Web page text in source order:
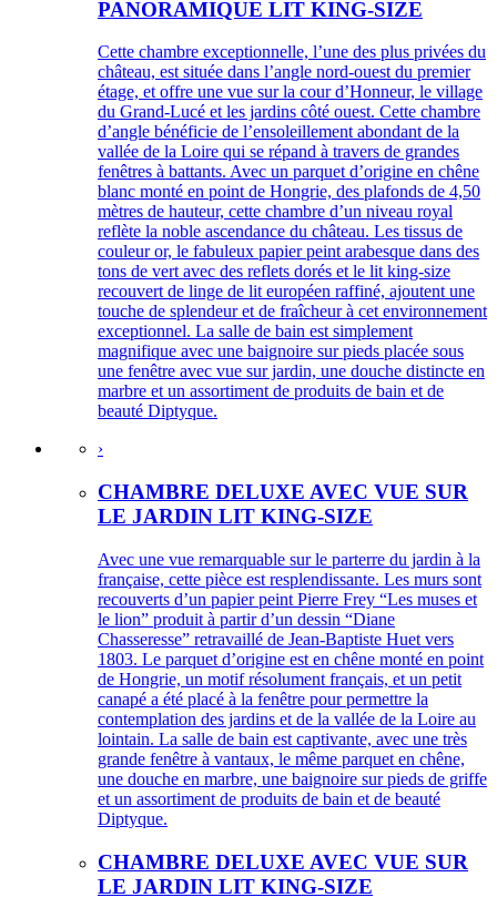
PANORAMIQUE LIT KING-SIZE
Cette chambre exceptionnelle, l’une des plus privées du
château, est située dans l’angle nord-ouest du premier
étage, et offre une vue sur la cour d’Honneur, le village
du Grand-Lucé et les jardins côté ouest. Cette chambre
d’angle bénéficie de l’ensoleillement abondant de la
vallée de la Loire qui se répand à travers de grandes
fenêtres à battants. Avec un parquet d’origine en chêne
blanc monté en point de Hongrie, des plafonds de 4,50
mètres de hauteur, cette chambre d’un niveau royal
reflète la noble ascendance du château. Les tissus de
couleur or, le fabuleux papier peint arabesque dans des
tons de vert avec des reflets dorés et le lit king-size
recouvert de linge de lit européen raffiné, ajoutent une
touche de splendeur et de fraîcheur à cet environnement
exceptionnel. La salle de bain est simplement
magnifique avec une baignoire sur pieds placée sous
une fenêtre avec vue sur jardin, une douche distincte en
marbre et un assortiment de produits de bain et de
beauté Diptyque.
›
CHAMBRE DELUXE AVEC VUE SUR
LE JARDIN LIT KING-SIZE
Avec une vue remarquable sur le parterre du jardin à la
française, cette pièce est resplendissante. Les murs sont
recouverts d’un papier peint Pierre Frey “Les muses et
le lion” produit à partir d’un dessin “Diane
Chasseresse” retravaillé de Jean-Baptiste Huet vers
1803. Le parquet d’origine est en chêne monté en point
de Hongrie, un motif résolument français, et un petit
canapé a été placé à la fenêtre pour permettre la
contemplation des jardins et de la vallée de la Loire au
lointain. La salle de bain est captivante, avec une très
grande fenêtre à vantaux, le même parquet en chêne,
une douche en marbre, une baignoire sur pieds de griffe
et un assortiment de produits de bain et de beauté
Diptyque.
CHAMBRE DELUXE AVEC VUE SUR
LE JARDIN LIT KING-SIZE